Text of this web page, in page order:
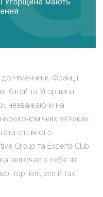
Німеччини, Франції,
Китай та Угорщина
незважаючи на
зв’язках
спільного
Group та Experts Club.
включає в себе не
торгівлі, але й такі